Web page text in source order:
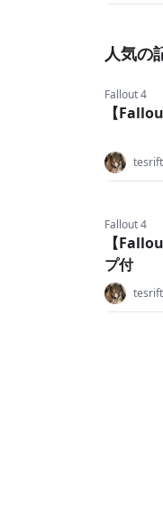
人気の
Fallout 4
【
Fallout 4
【
プ付